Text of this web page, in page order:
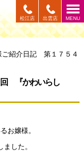
MENU
出雲店
松江店
ご紹介日記 第１７５４
『かわいらし
お嬢様。
した。